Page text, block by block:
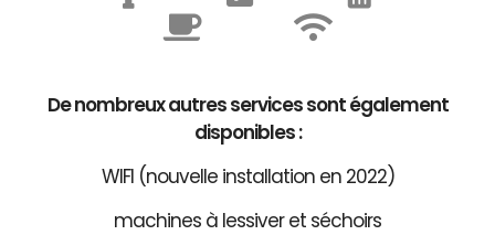
De nombreux autres services sont également
disponibles :
WIFI (nouvelle installation en 2022)
machines à lessiver et séchoirs